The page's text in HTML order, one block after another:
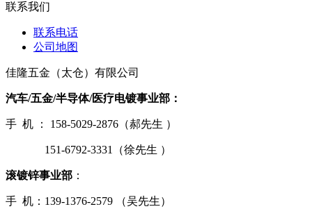
联系我们
联系电话
公司地图
佳隆五金（太仓）有限公司
汽车/五金/半导体/医疗电镀事业部：
手 机 ： 158-5029-2876（郝先生 ）
151-6792-3331（徐先生 ）
滚镀锌事业部 ：
手 机：139-1376-2579 （吴先生）